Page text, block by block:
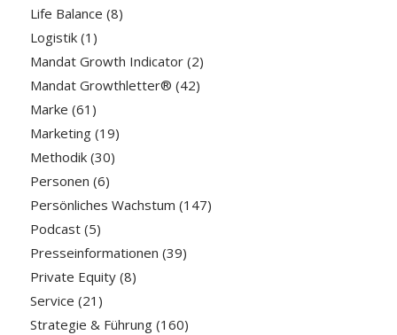
Life Balance (8)
Logistik(1)
Mandat Growth Indicator(2)
Mandat Growthletter® (42)
Marke (61)
Marketing(19)
Methodik(30)
Personen (6)
Persönliches Wachstum (147)
Podcast(5)
Presseinformationen (39)
Private Equity(8)
Service (21)
Strategie & Führung(160)